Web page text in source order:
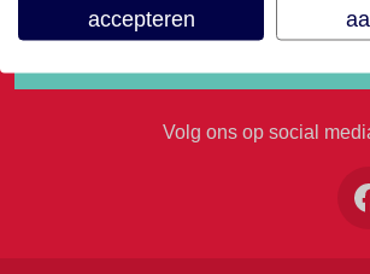
Volg ons op social
accepteren